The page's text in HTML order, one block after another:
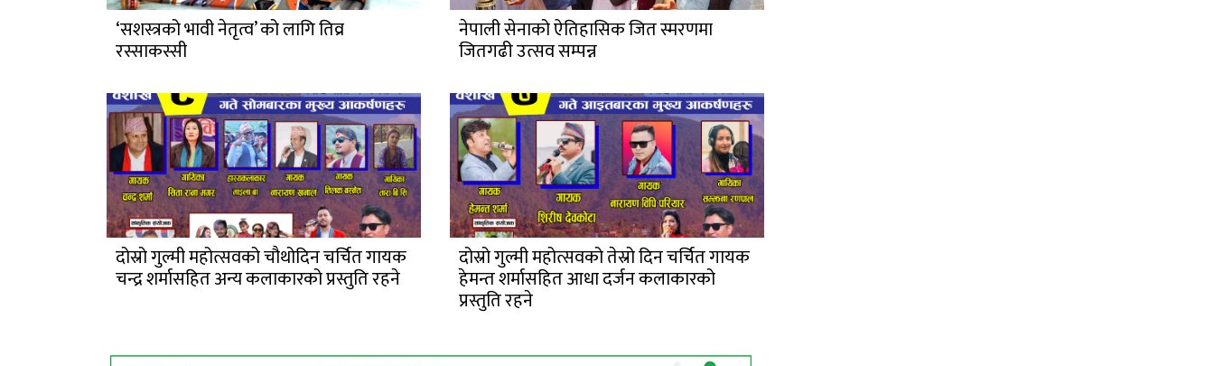
‘सशस्त्रको भावी नेतृत्व’ को लागि तिव्र
रस्साकस्सी
नेपाली सेनाको ऐतिहासिक जित स्मरणमा
जितगढी उत्सव सम्पन्न
दोस्रो गुल्मी महोत्सवको चौथोदिन चर्चित गायक
चन्द्र शर्मासहित अन्य कलाकारको प्रस्तुति रहने
दोस्रो गुल्मी महोत्सवको तेस्रो दिन चर्चित गायक
हेमन्त शर्मासहित आधा दर्जन कलाकारको
प्रस्तुति रहने